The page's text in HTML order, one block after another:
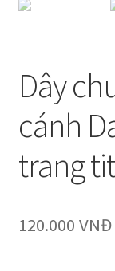
Dây
cánh
trang
120.000 VNĐ